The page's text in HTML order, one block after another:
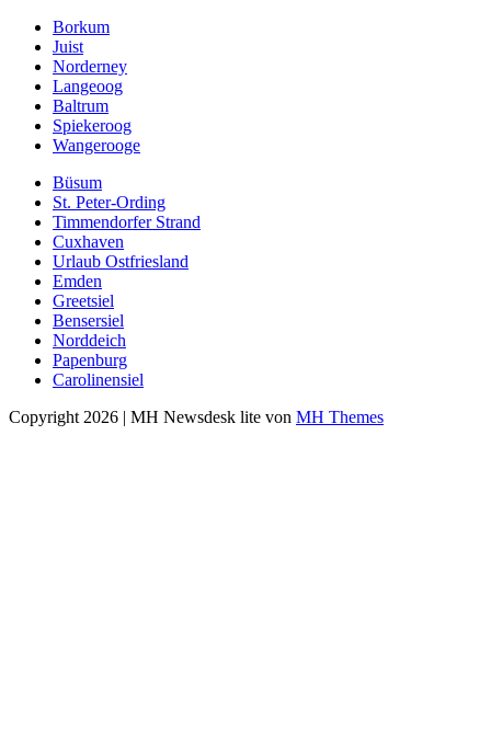
Borkum
Juist
Norderney
Langeoog
Baltrum
Spiekeroog
Wangerooge
Büsum
St. Peter-Ording
Timmendorfer Strand
Cuxhaven
Urlaub Ostfriesland
Emden
Greetsiel
Bensersiel
Norddeich
Papenburg
Carolinensiel
Copyright 2026 | MH Newsdesk lite von MH Themes